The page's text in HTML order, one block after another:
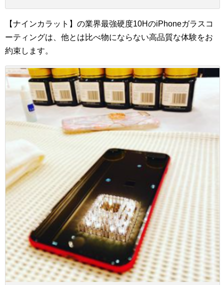
【ナインカラット】の業界最強硬度10HのiPhoneガラスコ
ーティングは、他とは比べ物にならない高品質な体験をお
約束します。